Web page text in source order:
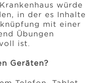
würde
in der es Inhalte
mit einer
Übungen
ist.
Geräten?